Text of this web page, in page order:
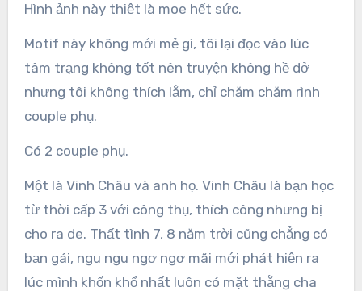
Hình ảnh này thiệt là moe hết sức.
Motif này không mới mẻ gì, tôi lại đọc vào lúc
tâm trạng không tốt nên truyện không hề dở
nhưng tôi không thích lắm, chỉ chăm chăm rình
couple phụ.
Có 2 couple phụ.
Một là Vinh Châu và anh họ. Vinh Châu là bạn học
từ thời cấp 3 với công thụ, thích công nhưng bị
cho ra de. Thất tình 7, 8 năm trời cũng chẳng có
bạn gái, ngu ngu ngơ ngơ mãi mới phát hiện ra
lúc mình khốn khổ nhất luôn có mặt thằng cha